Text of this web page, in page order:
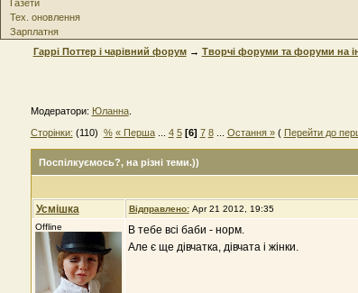
Газети
Тех. оновлення
Зарплатня
Гаррі Поттер і чарівний форум→ Творчі форуми та форуми на
Модератори: Юланна.
Сторінки: (110) % « Перша... 4 5 [6] 7 8... Остання »( Перейти до
Поспілкуємось?, на різні теми.))
Усмішка Відправлено: Apr 21 2012, 19:35
Offline
В тебе всі баби - норм.
Але є ще дівчатка, дівчата і жінки.